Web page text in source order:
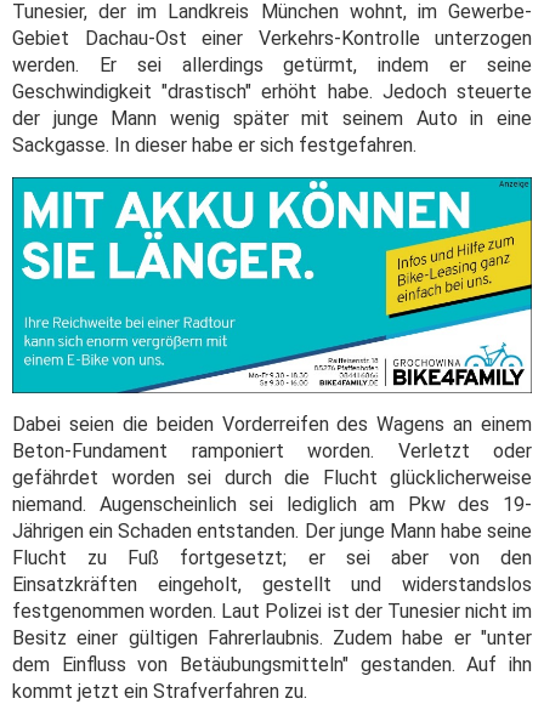
Tunesier, der im Landkreis München wohnt, im Gewerbe-
Gebiet Dachau-Ost einer Verkehrs-Kontrolle unterzogen
werden. Er sei allerdings getürmt, indem er seine
Geschwindigkeit "drastisch" erhöht habe. Jedoch steuerte
der junge Mann wenig später mit seinem Auto in eine
Sackgasse. In dieser habe er sich festgefahren.
Dabei seien die beiden Vorderreifen des Wagens an einem
Beton-Fundament ramponiert worden. Verletzt oder
gefährdet worden sei durch die Flucht glücklicherweise
niemand. Augenscheinlich sei lediglich am Pkw des 19-
Jährigen ein Schaden entstanden. Der junge Mann habe seine
Flucht zu Fuß fortgesetzt; er sei aber von den
Einsatzkräften eingeholt, gestellt und widerstandslos
festgenommen worden. Laut Polizei ist der Tunesier nicht im
Besitz einer gültigen Fahrerlaubnis. Zudem habe er "unter
dem Einfluss von Betäubungsmitteln" gestanden. Auf ihn
kommt jetzt ein Strafverfahren zu.